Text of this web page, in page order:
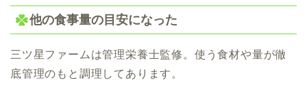
他の食事量の目安になった
三ツ星ファームは管理栄養士監修。使う食材や量が徹
底管理のもと調理してあります。